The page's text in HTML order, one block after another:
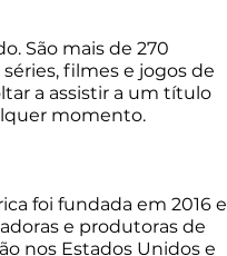
São mais de 270
filmes e jogos de
a assistir a um título
momento.
foi fundada em 2016 e
e produtoras de
nos Estados Unidos e